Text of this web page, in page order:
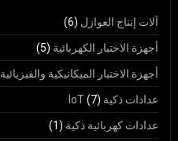
آلات إنتاج العوازل (6)
أجهزة الاختبار الكهربائية (5)
أجهزة الاختبار الميكانيكية والفيزيائية
عدادات ذكية IoT (7)
عدادات كهربائية ذكية (1)